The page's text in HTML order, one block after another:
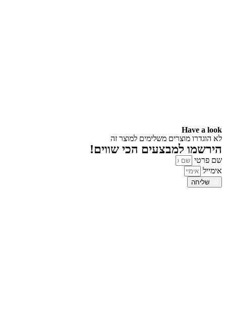
Have a look
לא הוגדרו מוצרים משלימים למוצר זה
הירשמו למבצעים הכי שווים!
שם פרטי
אימייל
שליחה